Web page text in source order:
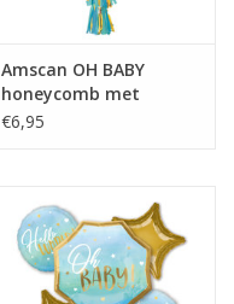
Amscan OH BABY
honeycomb met
decoratie blauw
€6,95